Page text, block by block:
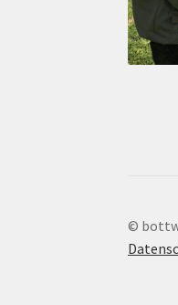
©